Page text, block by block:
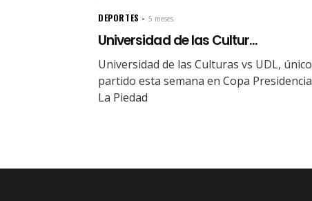
DEPORTES 5 meses.
Universidad de las Cultur...
Universidad de las Culturas vs UDL, único
partido esta semana en Copa Presidencia
La Piedad